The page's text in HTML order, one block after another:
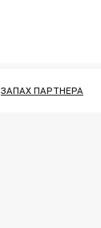
ЗАПАХ ПАРТНЕРА